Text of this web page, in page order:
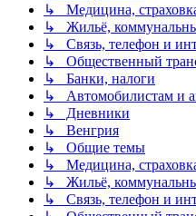
↳ Медицина,
↳ Жильё,
↳ Связь, телефон и
↳ Общественный
↳ Банки, налоги
↳ Автомобилистам и
↳ Дневники
↳ Венгрия
↳ Общие темы
↳ Медицина,
↳ Жильё,
↳ Связь, телефон и